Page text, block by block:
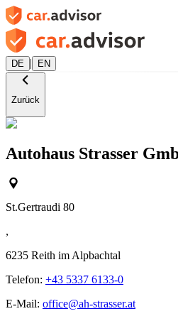
DE | EN
Zurück
Autohaus Strasser
St.Gertraudi 80
,
6235 Reith im Alpbachtal
Telefon: +43 5337 6133-0
E-Mail: office@ah-strasser.at